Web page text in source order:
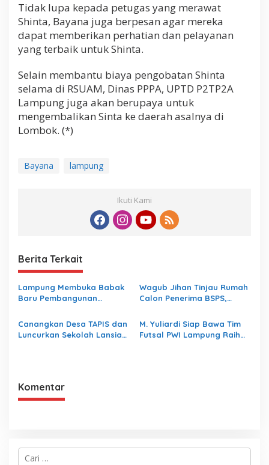
Tidak lupa kepada petugas yang merawat
Shinta, Bayana juga berpesan agar mereka
dapat memberikan perhatian dan pelayanan
yang terbaik untuk Shinta.
Selain membantu biaya pengobatan Shinta
selama di RSUAM, Dinas PPPA, UPTD P2TP2A
Lampung juga akan berupaya untuk
mengembalikan Sinta ke daerah asalnya di
Lombok. (*)
Bayana lampung
Ikuti Kami
Berita Terkait
Lampung Membuka Babak
Baru Pembangunan
Peluncuran Satelit
Lampung-1 Berbasis AI
Wagub Jihan Tinjau Rumah
Calon Penerima BSPS,
Kualitas Hunian Warga dan
Serap Aspirasi Masyarakat
Canangkan Desa TAPIS dan
Luncurkan Sekolah Lansia
M. Yuliardi Siap Bawa Tim
Futsal PWI Lampung Raih
Komentar
C